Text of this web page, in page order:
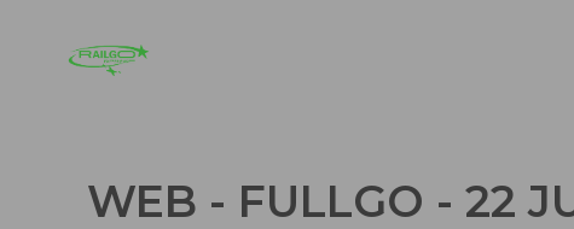
WEB - FULLGO - 22